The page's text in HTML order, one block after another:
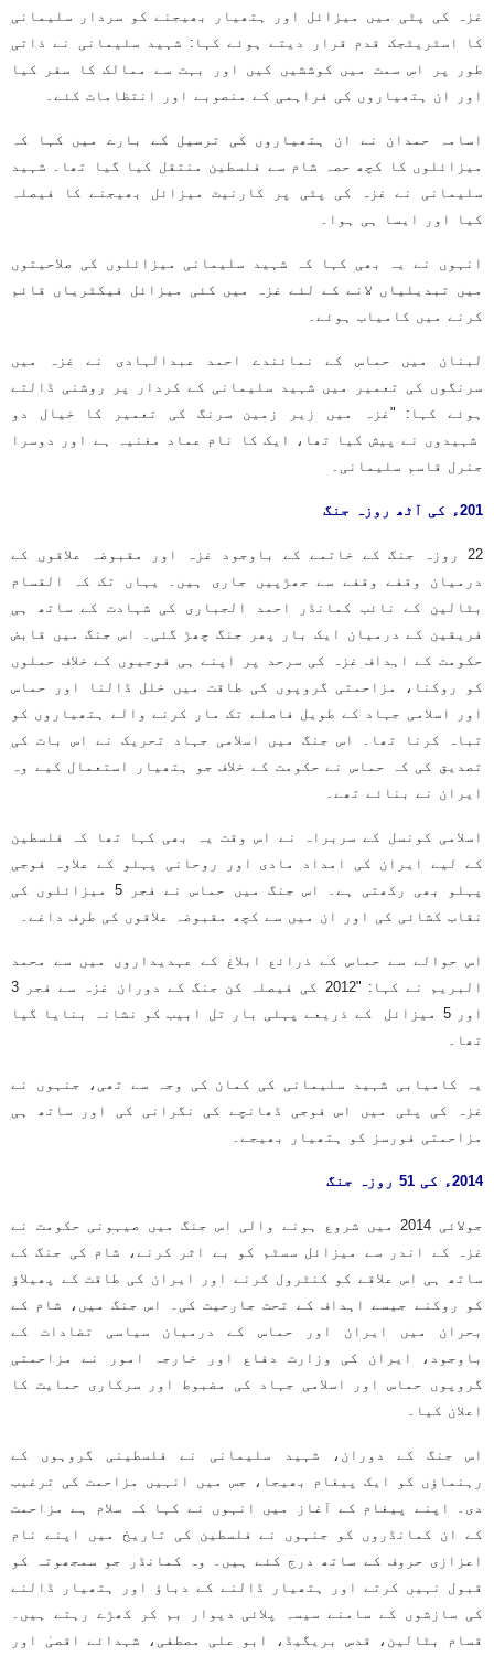
غزہ کی پٹی میں میزائل اور ہتھیار بھیجنے کو سردار سلیمانی
کا اسٹریٹجک قدم قرار دیتے ہوئے کہا: شہید سلیمانی نے ذاتی
طور پر اس سمت میں کوششیں کیں اور بہت سے ممالک کا سفر کیا
اور ان ہتھیاروں کی فراہمی کے منصوبے اور انتظامات کئے۔
اسامہ حمدان نے ان ہتھیاروں کی ترسیل کے بارے میں کہا کہ
میزائلوں کا کچھ حصہ شام سے فلسطین منتقل کیا گیا تھا۔ شہید
سلیمانی نے غزہ کی پٹی پر کارنیٹ میزائل بھیجنے کا فیصلہ
کیا اور ایسا ہی ہوا۔
انہوں نے یہ بھی کہا کہ شہید سلیمانی میزائلوں کی صلاحیتوں
میں تبدیلیاں لانے کے لئے غزہ میں کئی میزائل فیکٹریاں قائم
کرنے میں کامیاب ہوئے۔
لبنان میں حماس کے نمائندے احمد عبدالہادی نے غزہ میں
سرنگوں کی تعمیر میں شہید سلیمانی کے کردار پر روشنی ڈالتے
ہوئے کہا: "غزہ میں زیر زمین سرنگ کی تعمیر کا خیال دو
شہیدوں نے پیش کیا تھا، ایک کا نام عماد مغنیہ ہے اور دوسرا
جنرل قاسم سلیمانی۔
201ء کی آٹھ روزہ جنگ
22 روزہ جنگ کے خاتمے کے باوجود غزہ اور مقبوضہ علاقوں کے
درمیان وقفے وقفے سے جھڑپیں جاری ہیں۔ یہاں تک کہ القسام
بٹالین کے نائب کمانڈر احمد الجباری کی شہادت کے ساتھ ہی
فریقین کے درمیان ایک بار پھر جنگ چھڑ گئی۔ اس جنگ میں قابض
حکومت کے اہداف غزہ کی سرحد پر اپنے ہی فوجیوں کے خلاف حملوں
کو روکنا، مزاحمتی گروپوں کی طاقت میں خلل ڈالنا اور حماس
اور اسلامی جہاد کے طویل فاصلے تک مار کرنے والے ہتھیاروں کو
تباہ کرنا تھا۔ اس جنگ میں اسلامی جہاد تحریک نے اس بات کی
تصدیق کی کہ حماس نے حکومت کے خلاف جو ہتھیار استعمال کیے وہ
ایران نے بنائے تھے۔
اسلامی کونسل کے سربراہ نے اس وقت یہ بھی کہا تھا کہ فلسطین
کے لیے ایران کی امداد مادی اور روحانی پہلو کے علاوہ فوجی
پہلو بھی رکھتی ہے۔ اس جنگ میں حماس نے فجر 5 میزائلوں کی
نقاب کشائی کی اور ان میں سے کچھ مقبوضہ علاقوں کی طرف داغے۔
اس حوالے سے حماس کے ذرائع ابلاغ کے عہدیداروں میں سے محمد
البریم نے کہا: "2012 کی فیصلہ کن جنگ کے دوران غزہ سے فجر 3
اور 5 میزائل کے ذریعے پہلی بار تل ابیب کو نشانہ بنایا گیا
تھا۔
یہ کامیابی شہید سلیمانی کی کمان کی وجہ سے تھی، جنہوں نے
غزہ کی پٹی میں اس فوجی ڈھانچے کی نگرانی کی اور ساتھ ہی
مزاحمتی فورسز کو ہتھیار بھیجے۔
2014ء کی 51 روزہ جنگ
جولائی 2014 میں شروع ہونے والی اس جنگ میں صیہونی حکومت نے
غزہ کے اندر سے میزائل سسٹم کو بے اثر کرنے، شام کی جنگ کے
ساتھ ہی اس علاقے کو کنٹرول کرنے اور ایران کی طاقت کے پھیلاؤ
کو روکنے جیسے اہداف کے تحت جارحیت کی۔ اس جنگ میں، شام کے
بحران میں ایران اور حماس کے درمیان سیاسی تضادات کے
باوجود، ایران کی وزارت دفاع اور خارجہ امور نے مزاحمتی
گروپوں حماس اور اسلامی جہاد کی مضبوط اور سرکاری حمایت کا
اعلان کیا۔
اس جنگ کے دوران، شہید سلیمانی نے فلسطینی گروہوں کے
رہنماؤں کو ایک پیغام بھیجا، جس میں انہیں مزاحمت کی ترغیب
دی۔ اپنے پیغام کے آغاز میں انہوں نے کہا کہ سلام ہے مزاحمت
کے ان کمانڈروں کو جنہوں نے فلسطین کی تاریخ میں اپنے نام
اعزازی حروف کے ساتھ درج کئے ہیں۔ وہ کمانڈر جو سمجھوتہ کو
قبول نہیں کرتے اور ہتھیار ڈالنے کے دباؤ اور ہتھیار ڈالنے
کی سازشوں کے سامنے سیسہ پلائی دیوار بم کر کھڑے رہتے ہیں۔
قسام بٹالین، قدس بریگیڈ، ابو علی مصطفی، شہدائے اقصیٰ اور